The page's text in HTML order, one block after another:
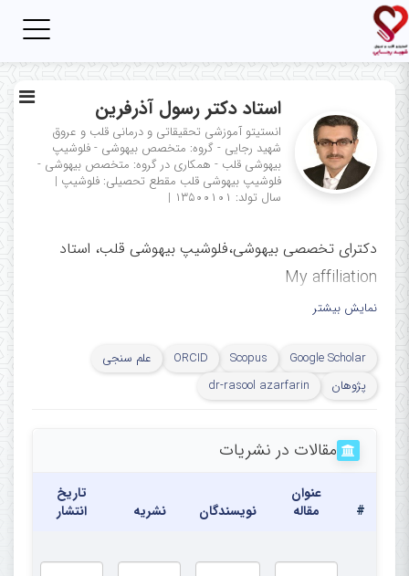
استاد دکتر رسول آذرفرین
انستیتو آموزشی تحقیقاتی و درمانی قلب و عروق
شهید رجایی - گروه: متخصص بیهوشی - فلوشیپ
بیهوشی قلب - همکاری در گروه: متخصص بیهوشی -
فلوشیپ بیهوشی قلب مقطع تحصیلی: فلوشیپ |
سال تولد: ۱۳۵۰۰۱۰۱
|
دکترای تخصصی بیهوشی،فلوشیپ بیهوشی قلب، استاد
My affiliation
ﻣﺮﻛﺰ ﺗﺤﻘﯿﻘﺎت اﻛﻮﻛﺎردﯾﻮﮔﺮاﻓﻲ،
و عروق شهید رجایی، دانشگاه
علوم پزشکی ایران، تهران، ایران
and Research Center,
Sciences, Tehran, Iran
نمایش بیشتر
Google Scholar
Scopus
ORCID
علم سنجی
پژوهان
dr-rasool azarfarin
مقالات در نشریات
#
عنوان
مقاله
نویسندگان نشریه
تاریخ
انتشار